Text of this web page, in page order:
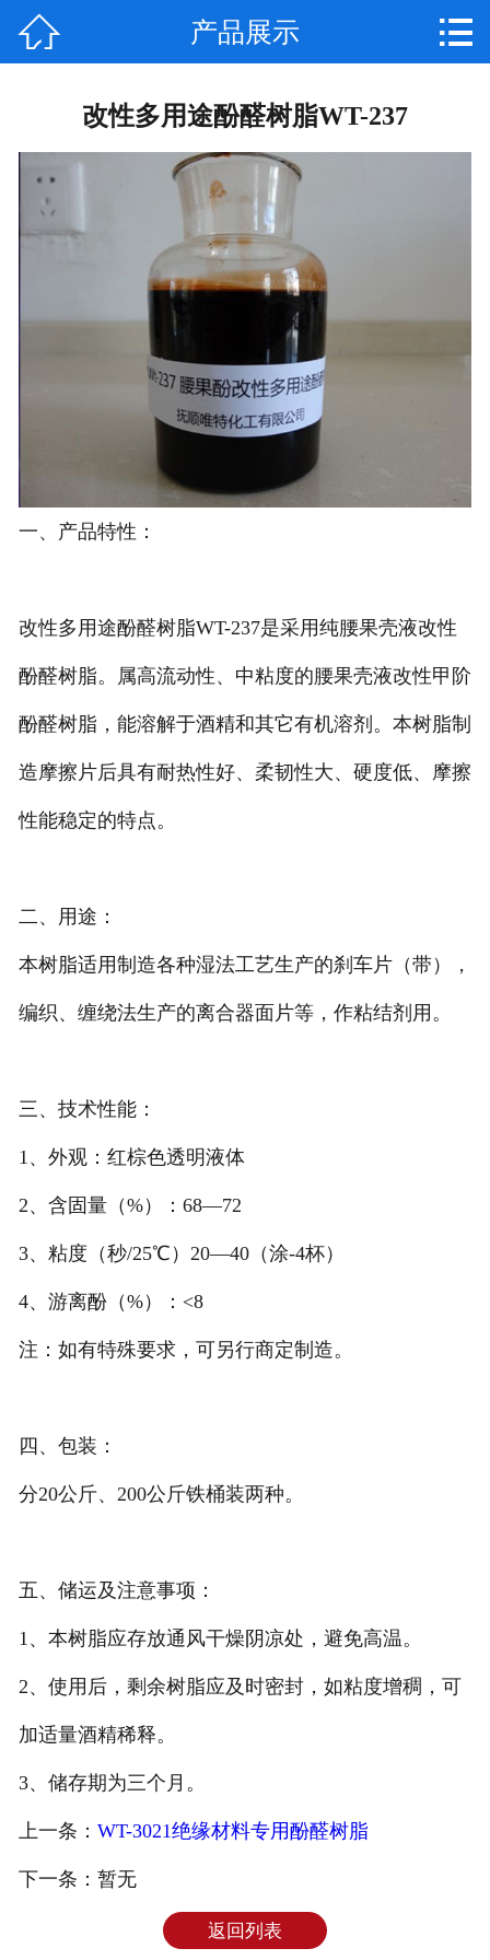
留言反馈
联系我们
 产品展示 
改性多用途酚醛树脂WT-237
一、产品特性：
改性多用途酚醛树脂WT-237是采用纯腰果壳液改性
酚醛树脂。属高流动性、中粘度的腰果壳液改性甲阶
酚醛树脂，能溶解于酒精和其它有机溶剂。本树脂制
造摩擦片后具有耐热性好、柔韧性大、硬度低、摩擦
性能稳定的特点。
二、用途：
本树脂适用制造各种湿法工艺生产的刹车片（带），
编织、缠绕法生产的离合器面片等，作粘结剂用。
三、技术性能：
1、外观：红棕色透明液体
2、含固量（%）：68―72
3、粘度（秒/25℃）20―40（涂-4杯）
4、游离酚（%）：<8
注：如有特殊要求，可另行商定制造。
四、包装：
分20公斤、200公斤铁桶装两种。
五、储运及注意事项：
1、本树脂应存放通风干燥阴凉处，避免高温。
2、使用后，剩余树脂应及时密封，如粘度增稠，可
加适量酒精稀释。
3、储存期为三个月。
上一条： WT-3021绝缘材料专用酚醛树脂
下一条： 暂无
返回列表